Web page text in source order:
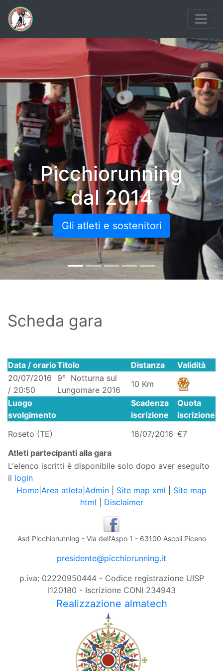
Picchiorunning
dal 2014
Gli atleti e sostenitori
Previous
Scheda gara
Data / orarioTitolo Distanza
Validità
20/07/2016
/ 20:50
9° Notturna sul
Lungomare 2016
10 Km
Luogo
svolgimento
Scadenza
iscrizione
Quota
iscrizione
Roseto (TE)
18/07/2016 €7
Atleti partecipanti alla gara
L'elenco iscritti è disponibile solo dopo aver eseguito
il login
Home Area atleta Admin Site map xml
Site map
html
Disclaimer
Asd Picchiorunning - Via dell'Aspo 1 - 63100 Ascoli Piceno
presidente@picchiorunning.it
p.iva: 02220950444 - Codice registrazione UISP
I120180 - Iscrizione CONI 234943
Realizzazione almatech